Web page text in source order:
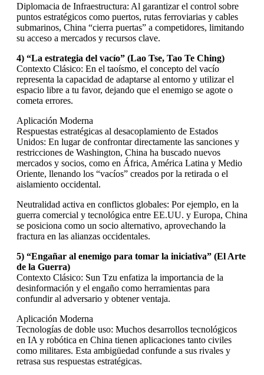
Diplomacia de Infraestructura: Al garantizar el control sobre
puntos estratégicos como puertos, rutas ferroviarias y cables
submarinos, China “cierra puertas” a competidores, limitando
su acceso a mercados y recursos clave.
4) “La estrategia del vacío” (Lao Tse, Tao Te Ching)
Contexto Clásico: En el taoísmo, el concepto del vacío
representa la capacidad de adaptarse al entorno y utilizar el
espacio libre a tu favor, dejando que el enemigo se agote o
cometa errores.
Aplicación Moderna
Respuestas estratégicas al desacoplamiento de Estados
Unidos: En lugar de confrontar directamente las sanciones y
restricciones de Washington, China ha buscado nuevos
mercados y socios, como en África, América Latina y Medio
Oriente, llenando los “vacíos” creados por la retirada o el
aislamiento occidental.
Neutralidad activa en conflictos globales: Por ejemplo, en la
guerra comercial y tecnológica entre EE.UU. y Europa, China
se posiciona como un socio alternativo, aprovechando la
fractura en las alianzas occidentales.
5) “Engañar al enemigo para tomar la iniciativa” (El Arte
de la Guerra)
Contexto Clásico: Sun Tzu enfatiza la importancia de la
desinformación y el engaño como herramientas para
confundir al adversario y obtener ventaja.
Aplicación Moderna
Tecnologías de doble uso: Muchos desarrollos tecnológicos
en IA y robótica en China tienen aplicaciones tanto civiles
como militares. Esta ambigüedad confunde a sus rivales y
retrasa sus respuestas estratégicas.